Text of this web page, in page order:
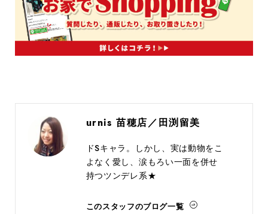
urnis 苗穂店／田渕留美
ドSキャラ。しかし、実は動物をこ
よなく愛し、涙もろい一面を併せ
持つツンデレ系★
このスタッフのブログ一覧